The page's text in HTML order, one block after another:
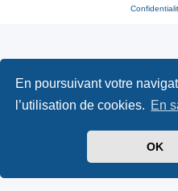
En poursuivant votre
l’utilisation de cookies. En
OK